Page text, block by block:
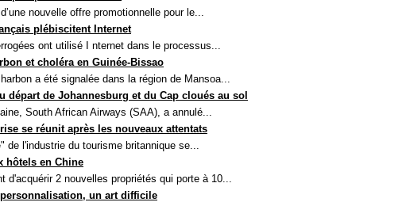
nouvelle offre promotionnelle pour le...
plébiscitent Internet
ont utilisé I nternet dans le processus...
et choléra en Guinée-Bissao
a été signalée dans la région de Mansoa...
départ de Johannesburg et du Cap cloués au sol
South African Airways (SAA), a annulé...
se réunit après les nouveaux attentats
de l'industrie du tourisme britannique se...
hôtels en Chine
d'acquérir 2 nouvelles propriétés qui porte à 10...
un art difficile